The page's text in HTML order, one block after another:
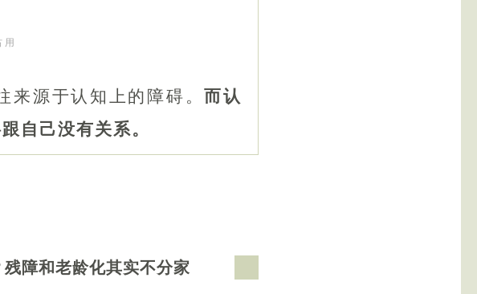
用
来源于认知上的障碍。 而认
自己没有关系。
残障和老龄化其实不分家